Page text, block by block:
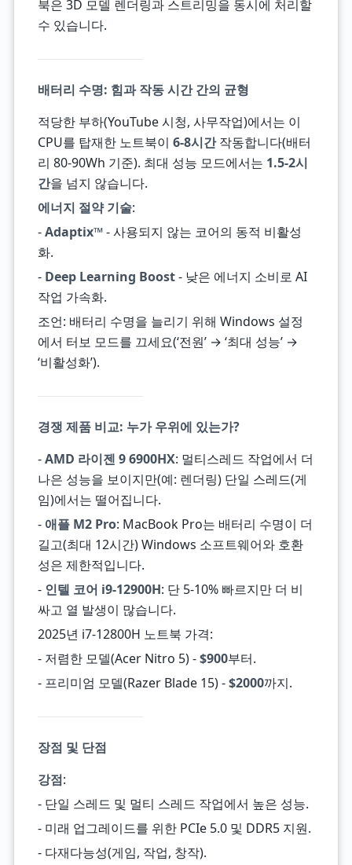
북은 3D 모델 렌더링과 스트리밍을 동시에 처리할
수 있습니다.
배터리 수명: 힘과 작동 시간 간의 균형
적당한 부하(YouTube 시청, 사무작업)에서는 이
CPU를 탑재한 노트북이 6-8시간작동합니다(배터
리 80-90Wh 기준). 최대 성능 모드에서는 1.5-2시
간을 넘지 않습니다.
에너지 절약 기술:
-Adaptix™- 사용되지 않는 코어의 동적 비활성
화.
- Deep Learning Boost- 낮은 에너지 소비로 AI
작업 가속화.
조언: 배터리 수명을 늘리기 위해 Windows 설정
에서 터보 모드를 끄세요(‘전원’ → ‘최대 성능’ →
‘비활성화’).
경쟁 제품 비교: 누가 우위에 있는가?
-AMD 라이젠 9 6900HX: 멀티스레드 작업에서 더
나은 성능을 보이지만(예: 렌더링) 단일 스레드(게
임)에서는 떨어집니다.
- 애플 M2 Pro: MacBook Pro는 배터리 수명이 더
길고(최대 12시간) Windows 소프트웨어와 호환
성은 제한적입니다.
- 인텔 코어 i9-12900H: 단 5-10% 빠르지만 더 비
싸고 열 발생이 많습니다.
2025년 i7-12800H 노트북 가격:
- 저렴한 모델(Acer Nitro 5) -$900부터.
- 프리미엄 모델(Razer Blade 15) -$2000까지.
장점 및 단점
강점:
- 단일 스레드 및 멀티 스레드 작업에서 높은 성능.
- 미래 업그레이드를 위한 PCIe 5.0 및 DDR5 지원.
- 다재다능성(게임, 작업, 창작).